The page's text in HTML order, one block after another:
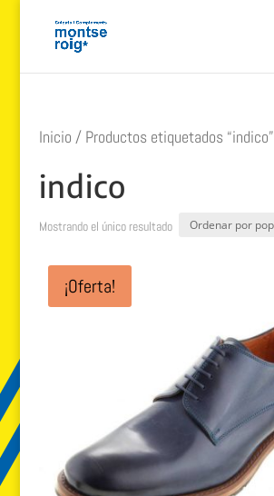
Inicio / Productos etiquetados “indico”
indico
Mostrando el único resultado
¡Oferta!